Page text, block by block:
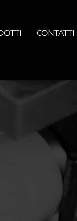
CONTATTI